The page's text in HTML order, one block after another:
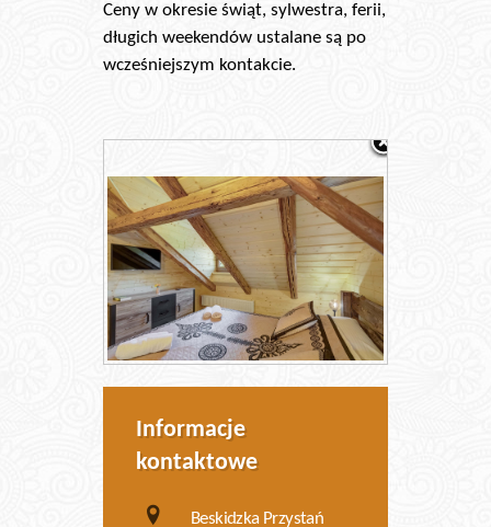
Ceny w okresie świąt, sylwestra, ferii,
długich weekendów ustalane są po
wcześniejszym kontakcie.
Informacje
kontaktowe
Beskidzka Przystań